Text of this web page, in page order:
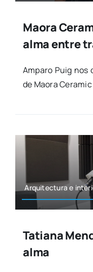
Maora
alma entre
Ampa­ro Puig nos
de Mao­ra Cera­mic
Arqui­tec­tu­ra e
Tatiana
alma